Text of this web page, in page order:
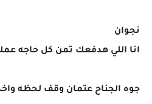
نجوان
انا اللي هدفعك تمن كل حاجه
جوه الجناح عتمان وقف لحظه